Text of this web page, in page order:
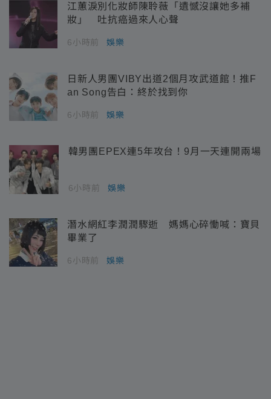
江蕙淚別化妝師陳聆薇「遺憾沒讓她多補
妝」 吐抗癌過來人心聲
6小時前 娛樂
日新人男團VIBY出道2個月攻武道館！推F
an Song告白：終於找到你
6小時前 娛樂
韓男團EPEX連5年攻台！9月一天連開兩場
6小時前 娛樂
潛水網紅李潤潤驟逝 媽媽心碎慟喊：寶貝
畢業了
6小時前 娛樂